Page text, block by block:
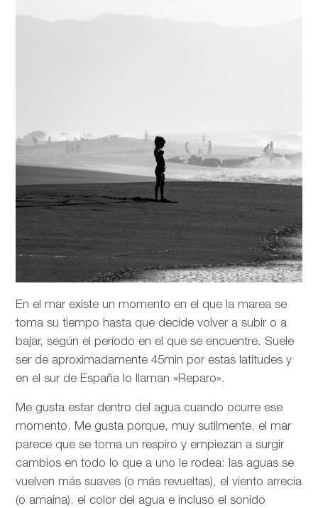
En el mar existe un momento en el que la marea se
toma su tiempo hasta que decide volver a subir o a
bajar, según el período en el que se encuentre. Suele
ser de aproximadamente 45min por estas latitudes y
en el sur de España lo llaman «Reparo».
Me gusta estar dentro del agua cuando ocurre ese
momento. Me gusta porque, muy sutilmente, el mar
parece que se toma un respiro y empiezan a surgir
cambios en todo lo que a uno le rodea: las aguas se
vuelven más suaves (o más revueltas), el viento arrecia
(o amaina), el color del agua e incluso el sonido